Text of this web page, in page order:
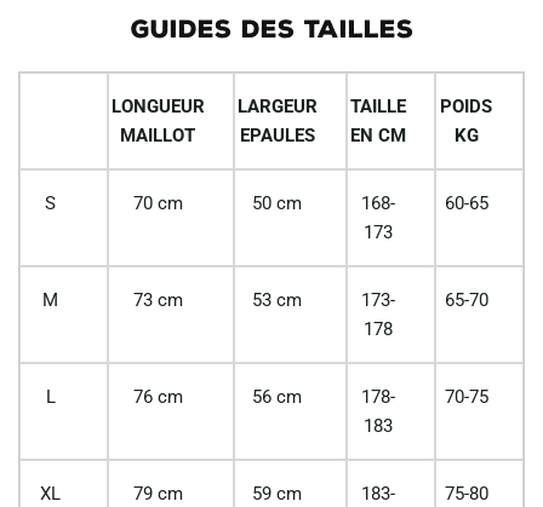
GUIDES DES TAILLES
LONGUEUR
MAILLOT
LARGEUR
EPAULES
TAILLE
EN CM
POIDS
KG
S 70 cm 50 cm
168-
173
60-65
M 73 cm 53 cm
173-
178
65-70
L 76 cm 56 cm
178-
183
70-75
XL 79 cm 59 cm
183-
75-80